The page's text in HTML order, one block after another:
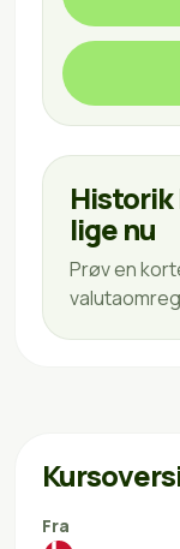
lige nu
Prøv en
Fra